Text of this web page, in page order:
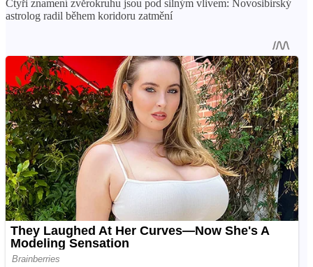
Čtyři znamení zvěrokruhu jsou pod silným vlivem: Novosibirský
astrolog radil během koridoru zatmění